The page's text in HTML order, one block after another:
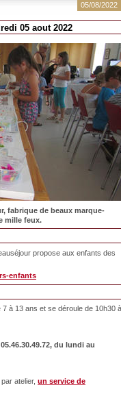
05/08/2022
05 aout 2022
fabrique de beaux marque-
mille feux.
propose aux enfants des
enfants
à 13 ans et se déroule de 10h30 à
du lundi au
atelier, un service de